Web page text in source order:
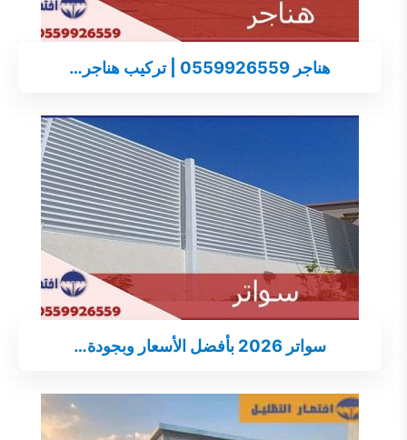
هناجر 0559926559 | تركيب هناجر…
سواتر 2026 بأفضل الأسعار وبجودة…